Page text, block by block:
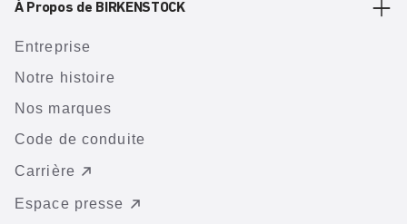
À Propos de BIRKENSTOCK
Entreprise
Notre histoire
Nos marques
Code de conduite
Carrière
Espace presse